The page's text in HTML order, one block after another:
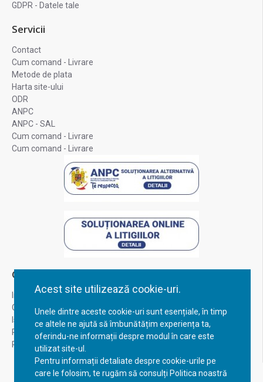
Acest site utilizează cookie-uri.
Unele dintre aceste cookie-uri sunt esențiale, în timp
ce altele ne ajută să îmbunătățim experiența ta,
oferindu-ne informații despre modul în care este
utilizat site-ul.
Pentru informații detaliate despre cookie-urile pe
care le folosim, te rugăm să consulți Politica noastră
GDPR - Datele tale
Servicii
Contact
Cum comand - Livrare
Metode de plata
Harta site-ului
ODR
ANPC
ANPC - SAL
Cum comand - Livrare
Cum comand - Livrare
Contul Meu
Inregistrare
Contul meu
Istoric comenzi
Recuperare parola
Returnare produs